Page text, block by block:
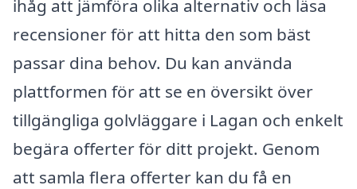
ihåg att jämföra olika alternativ och läsa
recensioner för att hitta den som bäst
passar dina behov. Du kan använda
plattformen för att se en översikt över
tillgängliga golvläggare i Lagan och enkelt
begära offerter för ditt projekt. Genom
att samla flera offerter kan du få en